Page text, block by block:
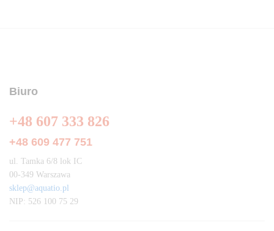
Biuro
+48 607 333 826
+48 609 477 751
ul. Tamka 6/8 lok IC
00-349 Warszawa
sklep@aquatio.pl
NIP: 526 100 75 29